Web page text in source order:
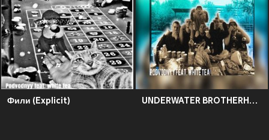
Фили (Explicit) UNDERWATER BROTHERHOOD (Explicit)